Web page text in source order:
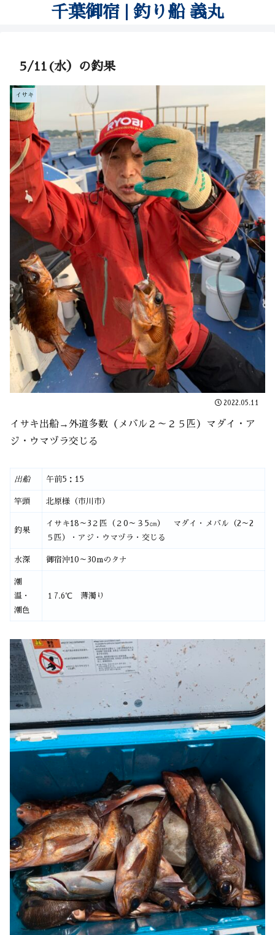
千葉御宿 | 釣り船 義丸
5/11(水）の釣果
イサキ
2022.05.11
イサキ出船→外道多数（メバル２～２５匹）マダイ・ア
ジ・ウマヅラ交じる
出船 午前5：15
竿頭 北原様（市川市）
釣果
イサキ18～3２匹（２0～３5㎝） マダイ・メバル（2～2
５匹）・アジ・ウマヅラ・交じる
水深 御宿沖10～30mのタナ
潮
温・
潮色
１7.6℃ 薄濁り